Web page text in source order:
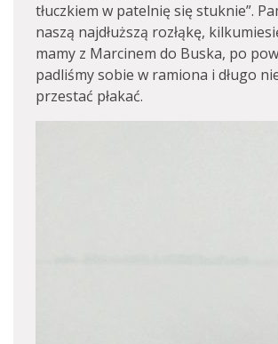
tłuczkiem w patelnię się stuknie”.
naszą najdłuższą rozłąkę,
mamy z Marcinem do Buska, po
padliśmy sobie w ramiona i długo
przestać płakać.